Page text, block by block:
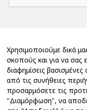
Χρησιμοποιούμε δικά
σκοπούς και για να σας
διαφημίσεις
από τις συνήθειες
προσαρμόσετε τις
"Διαμόρφωση", να